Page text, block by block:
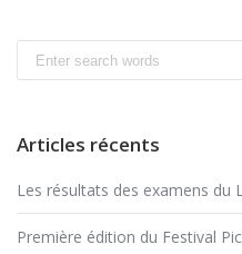
Search
for:
Articles récents
Les résultats des examens du
Première édition du Festival